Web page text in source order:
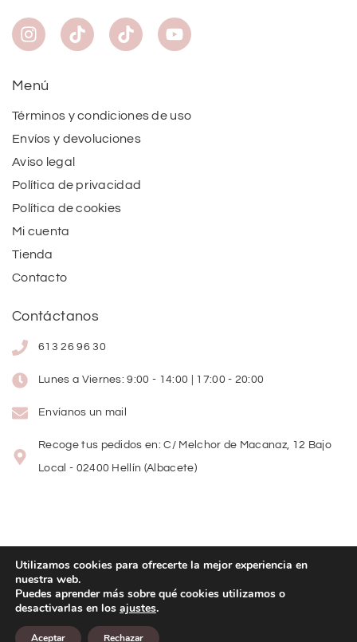
Menú
Términos y condiciones de uso
Envíos y devoluciones
Aviso legal
Política de privacidad
Política de cookies
Mi cuenta
Tienda
Contacto
Contáctanos
613 26 96 30
Lunes a Viernes: 9:00 - 14:00 | 17:00 - 20:00
Envíanos un mail
Recoge tus pedidos en: C/ Melchor de Macanaz, 12 Bajo
Local - 02400 Hellín (Albacete)
Copyright© 2026Lolitas Moda
Diseño web:
Utilizamos cookies para ofrecerte la mejor experiencia en
nuestra web.
Puedes aprender más sobre qué cookies utilizamos o
desactivarlas en los ajustes.
Aceptar Rechazar